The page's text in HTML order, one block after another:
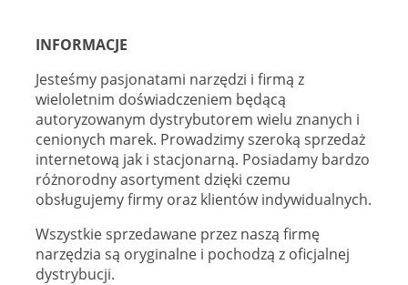
INFORMACJE
Jesteśmy pasjonatami narzędzi i firmą z
wieloletnim doświadczeniem będącą
autoryzowanym dystrybutorem wielu znanych i
cenionych marek. Prowadzimy szeroką sprzedaż
internetową jak i stacjonarną. Posiadamy bardzo
różnorodny asortyment dzięki czemu
obsługujemy firmy oraz klientów indywidualnych.
Wszystkie sprzedawane przez naszą firmę
narzędzia są oryginalne i pochodzą z oficjalnej
dystrybucji.